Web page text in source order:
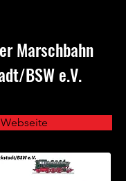
Marschbahn
BSW e.V.